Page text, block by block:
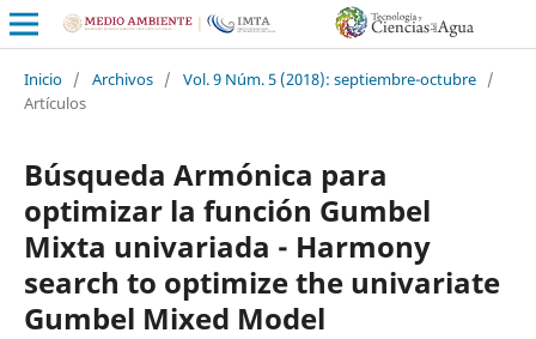
Inicio / Archivos / Vol. 9 Núm. 5 (2018): septiembre-octubre /
Artículos
Búsqueda Armónica para
optimizar la función Gumbel
Mixta univariada - Harmony
search to optimize the univariate
Gumbel Mixed Model